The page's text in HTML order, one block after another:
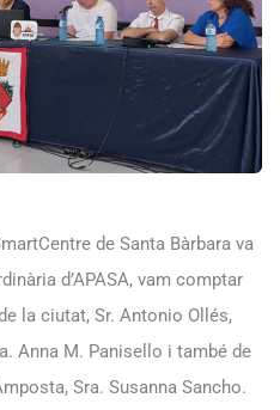
de Santa Bàrbara va
d’APASA, vam comptar
la ciutat, Sr. Antonio Ollés,
Anna M. Panisello i també de
Sra. Susanna Sancho.